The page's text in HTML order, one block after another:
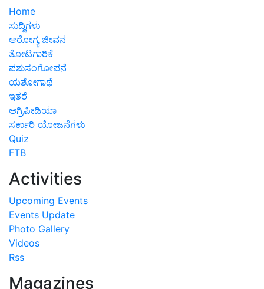
Home
ಸುದ್ದಿಗಳು
ಆರೋಗ್ಯ ಜೀವನ
ತೋಟಗಾರಿಕೆ
ಪಶುಸಂಗೋಪನೆ
ಯಶೋಗಾಥೆ
ಇತರೆ
ಅಗ್ರಿಪೀಡಿಯಾ
ಸರ್ಕಾರಿ ಯೋಜನೆಗಳು
Quiz
FTB
Activities
Upcoming Events
Events Update
Photo Gallery
Videos
Rss
Magazines